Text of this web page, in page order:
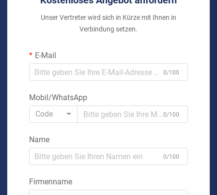
Unser Vertreter wird sich in Kürze mit Ihnen in
Verbindung setzen.
E-Mail
0/100
Mobil/WhatsApp
Code
0/100
Name
0/100
Firmenname